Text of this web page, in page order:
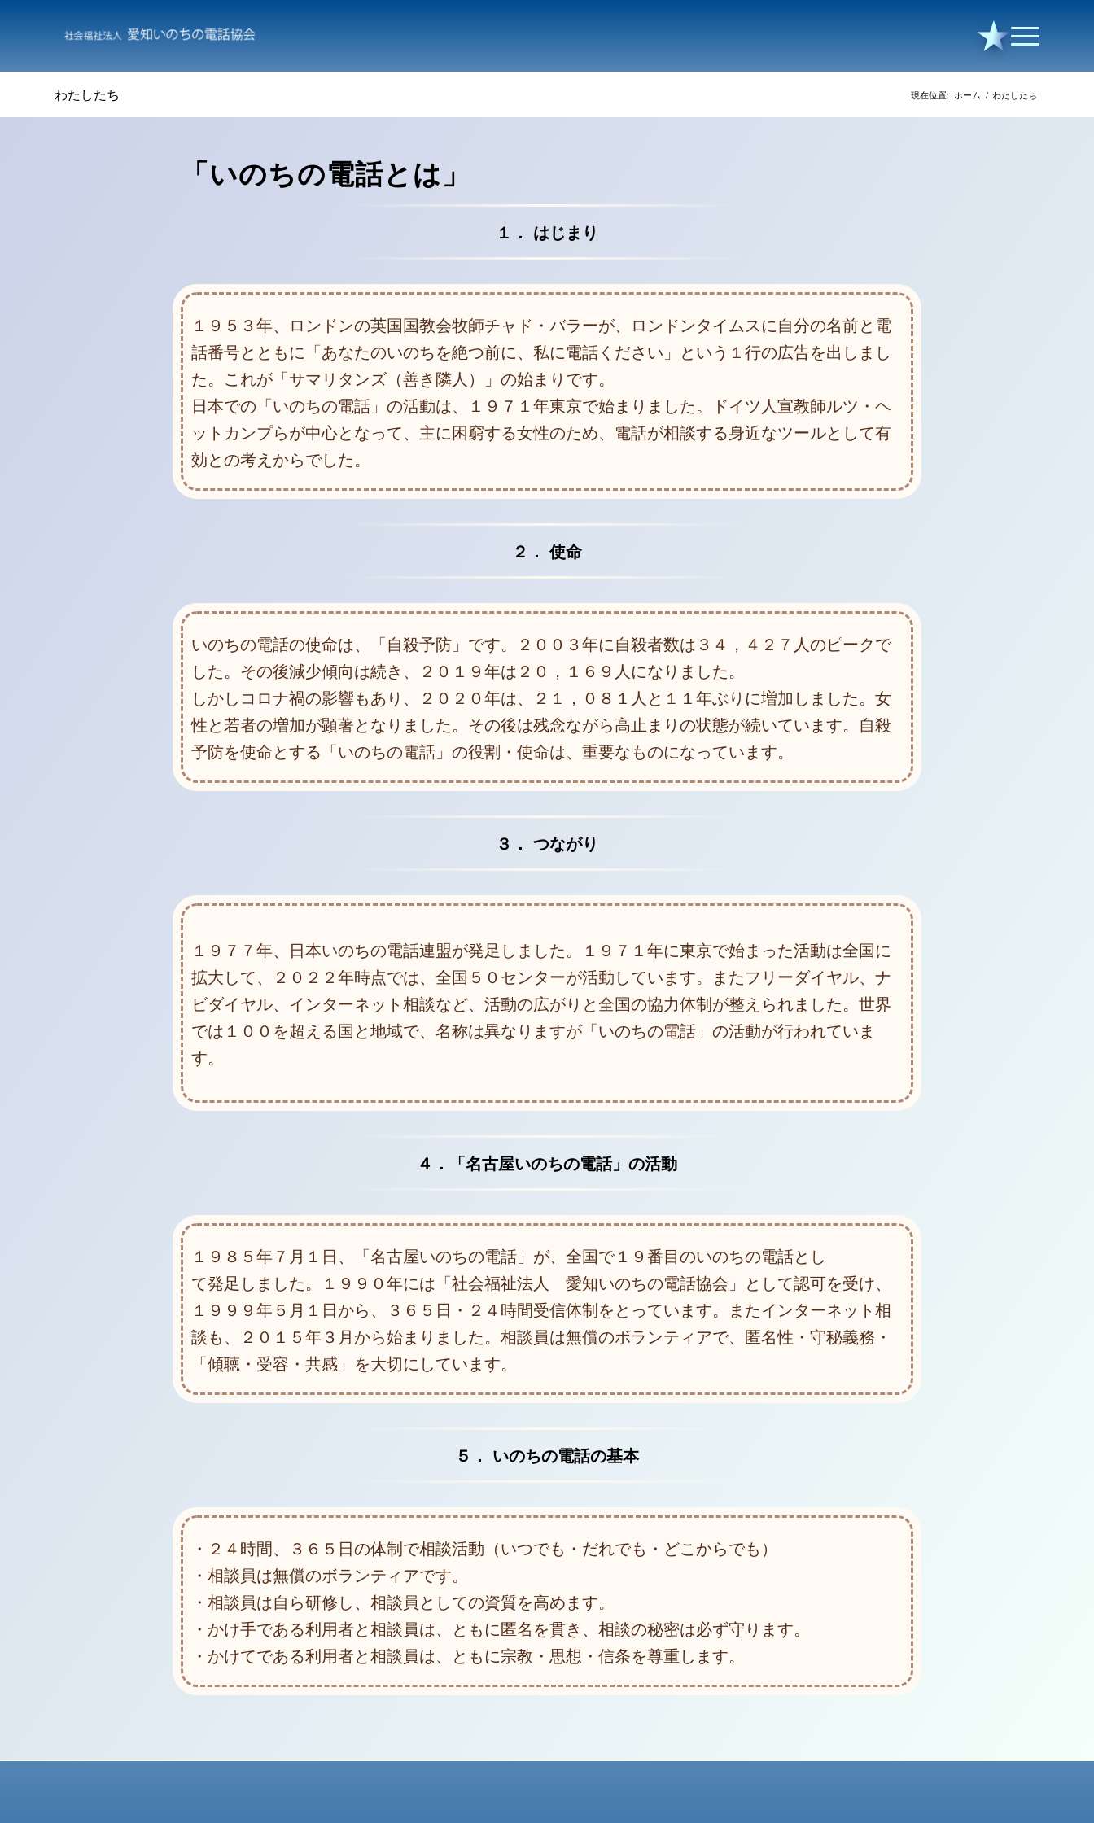
わたしたち 現在位置: ホーム / わたしたち
「いのちの電話とは」
１． はじまり
１９５３年、ロンドンの英国国教会牧師チャド・バラーが、ロンドンタイムスに自分の名前と電
話番号とともに「あなたのいのちを絶つ前に、私に電話ください」という１行の広告を出しまし
た。これが「サマリタンズ（善き隣人）」の始まりです。
日本での「いのちの電話」の活動は、１９７１年東京で始まりました。ドイツ人宣教師ルツ・ヘ
ットカンプらが中心となって、主に困窮する女性のため、電話が相談する身近なツールとして有
効との考えからでした。
２． 使命
いのちの電話の使命は、「自殺予防」です。２００３年に自殺者数は３４，４２７人のピークで
した。その後減少傾向は続き、２０１９年は２０，１６９人になりました。
しかしコロナ禍の影響もあり、２０２０年は、２１，０８１人と１１年ぶりに増加しました。女
性と若者の増加が顕著となりました。その後は残念ながら高止まりの状態が続いています。自殺
予防を使命とする「いのちの電話」の役割・使命は、重要なものになっています。
３． つながり
１９７７年、日本いのちの電話連盟が発足しました。１９７１年に東京で始まった活動は全国に
拡大して、２０２２年時点では、全国５０センターが活動しています。またフリーダイヤル、ナ
ビダイヤル、インターネット相談など、活動の広がりと全国の協力体制が整えられました。世界
では１００を超える国と地域で、名称は異なりますが「いのちの電話」の活動が行われていま
す。
４．「名古屋いのちの電話」の活動
１９８５年７月１日、「名古屋いのちの電話」が、全国で１９番目のいのちの電話とし
て発足しました。１９９０年には「社会福祉法人 愛知いのちの電話協会」として認可を受け、
１９９９年５月１日から、３６５日・２４時間受信体制をとっています。またインターネット相
談も、２０１５年３月から始まりました。相談員は無償のボランティアで、匿名性・守秘義務・
「傾聴・受容・共感」を大切にしています。
５． いのちの電話の基本
・２４時間、３６５日の体制で相談活動（いつでも・だれでも・どこからでも）
・相談員は無償のボランティアです。
・相談員は自ら研修し、相談員としての資質を高めます。
・かけ手である利用者と相談員は、ともに匿名を貫き、相談の秘密は必ず守ります。
・かけてである利用者と相談員は、ともに宗教・思想・信条を尊重します。